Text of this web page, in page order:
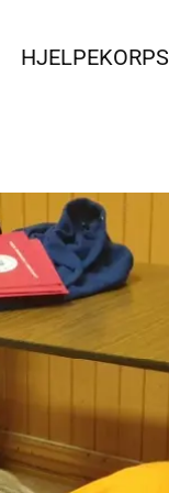
HJELPEKORPS